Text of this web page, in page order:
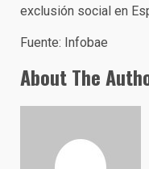
exclusión social en
Fuente: Infobae
About The